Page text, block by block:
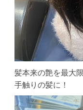
髪本来の艶を最大
手触りの髪に！